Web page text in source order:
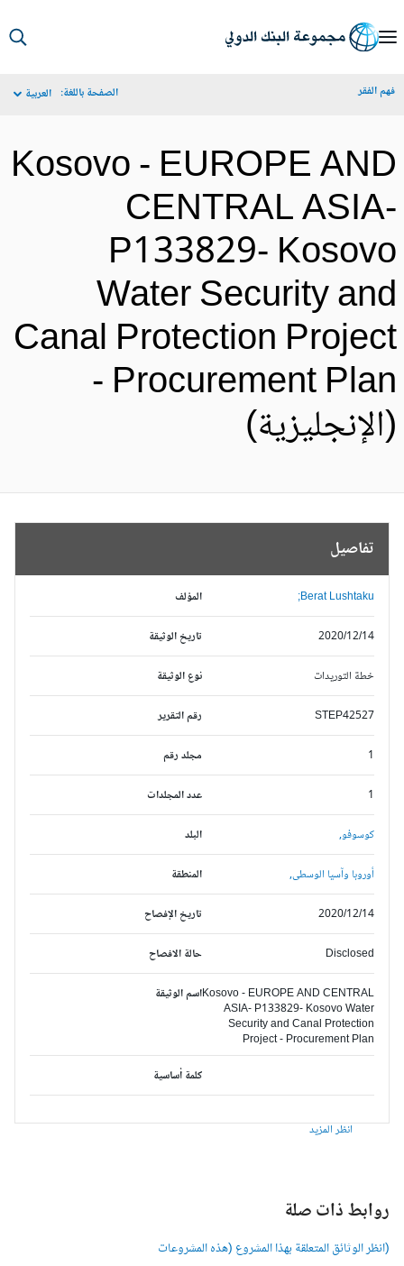
الفقر الصفحة باللغة: العربية
Kosovo - EUROPE
CENTRAL
P133829-
Water Security
Canal Protection
- Procurement
تفاصيل
المؤلف Berat Lushtaku;
تاريخ الوثيقة 2020/12/14
نوع الوثيقة خطة التوريدات
رقم التقرير STEP42527
مجلد رقم
عدد المجلدات
البلد كوسوفو,
المنطقة أوروبا وآسيا الوسطى,
تاريخ الإفصاح 2020/12/14
حالة الافصاح Disclosed
اسم الوثيقةKosovo - EUROPE AND CENTRAL
ASIA- P133829- Kosovo Water
Security and Canal Protection
Project - Procurement Plan
كلمة أساسية
انظر المزيد
روابط ذات صلة
(انظر الوثائق المتعلقة بهذا المشروع (هذه المشروعات